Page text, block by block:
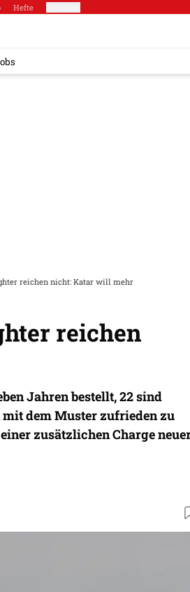
Hefte
reichen nicht: Katar will mehr
reichen
Jahren bestellt, 22 sind
dem Muster zufrieden zu
zusätzlichen Charge